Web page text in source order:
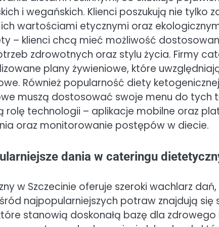
i wegańskich. Klienci poszukują nie tylko
wartościami etycznymi oraz
– klienci chcą mieć możliwość
zdrowotnych oraz stylu życia. Firmy
plany żywieniowe, które
Również popularność diety
muszą dostosować swoje menu do tych
rolę technologii – aplikacje mobilne oraz
oraz monitorowanie postępów w diecie.
dania w cateringu
w Szczecinie oferuje szeroki wachlarz
najpopularniejszych potraw znajdują się
stanowią doskonałą bazę dla